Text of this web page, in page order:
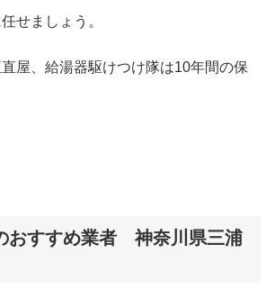
せましょう。
屋、給湯器駆けつけ隊は10年間の保
おすすめ業者 神奈川県三浦